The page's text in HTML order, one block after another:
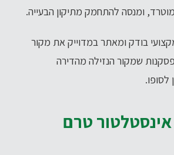
ומנסה להתחמק מתיקון הבעייה.
בודק ומאתר במדוייק את מקור
שמקור הנזילה מהדירה
לסופו.
טרם